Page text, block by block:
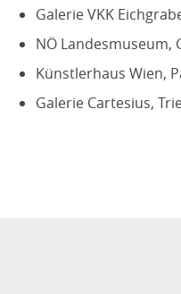
Galerie VKK
NÖ Landesmuseum,
Künstlerhaus Wien,
Galerie Cartesius,